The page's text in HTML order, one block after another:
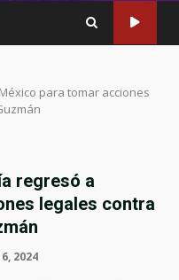
para tomar acciones
regresó a
legales contra
2024